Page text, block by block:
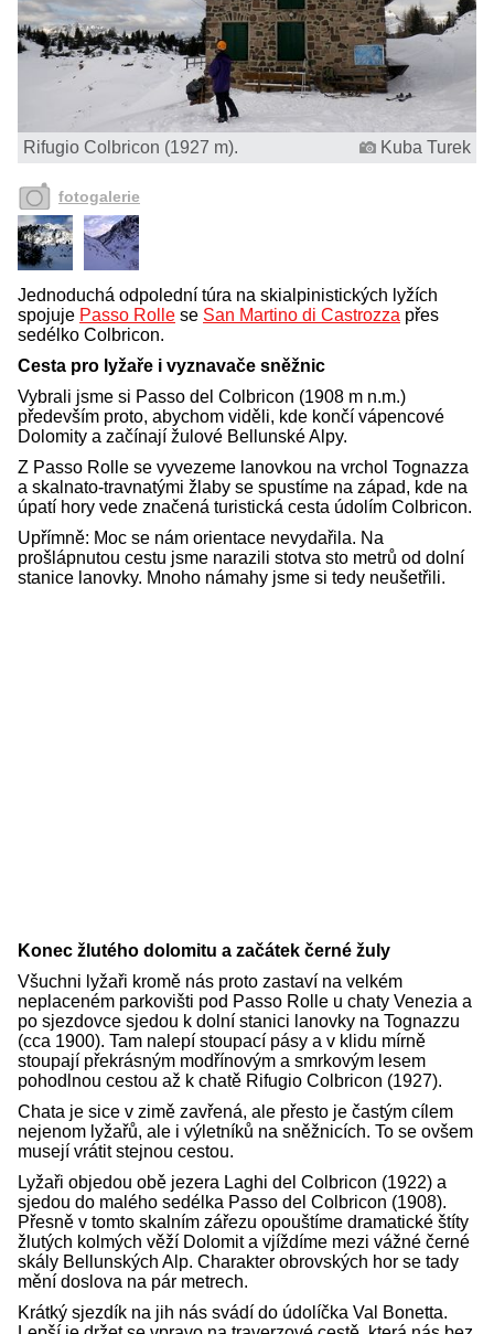
Rifugio Colbricon (1927 m). Kuba Turek
fotogalerie
Jednoduchá odpolední túra na skialpinistických lyžích
spojuje Passo Rolle se San Martino di Castrozza přes
sedélko Colbricon.
Cesta pro lyžaře i vyznavače sněžnic
Vybrali jsme si Passo del Colbricon (1908 m n.m.)
především proto, abychom viděli, kde končí vápencové
Dolomity a začínají žulové Bellunské Alpy.
Z Passo Rolle se vyvezeme lanovkou na vrchol Tognazza
a skalnato-travnatými žlaby se spustíme na západ, kde na
úpatí hory vede značená turistická cesta údolím Colbricon.
Upřímně: Moc se nám orientace nevydařila. Na
prošlápnutou cestu jsme narazili stotva sto metrů od dolní
stanice lanovky. Mnoho námahy jsme si tedy neušetřili.
Konec žlutého dolomitu a začátek černé žuly
Všuchni lyžaři kromě nás proto zastaví na velkém
neplaceném parkovišti pod Passo Rolle u chaty Venezia a
po sjezdovce sjedou k dolní stanici lanovky na Tognazzu
(cca 1900). Tam nalepí stoupací pásy a v klidu mírně
stoupají překrásným modřínovým a smrkovým lesem
pohodlnou cestou až k chatě Rifugio Colbricon (1927).
Chata je sice v zimě zavřená, ale přesto je častým cílem
nejenom lyžařů, ale i výletníků na sněžnicích. To se ovšem
musejí vrátit stejnou cestou.
Lyžaři objedou obě jezera Laghi del Colbricon (1922) a
sjedou do malého sedélka Passo del Colbricon (1908).
Přesně v tomto skalním zářezu opouštíme dramatické štíty
žlutých kolmých věží Dolomit a vjíždíme mezi vážné černé
skály Bellunských Alp. Charakter obrovských hor se tady
mění doslova na pár metrech.
Krátký sjezdík na jih nás svádí do údolíčka Val Bonetta.